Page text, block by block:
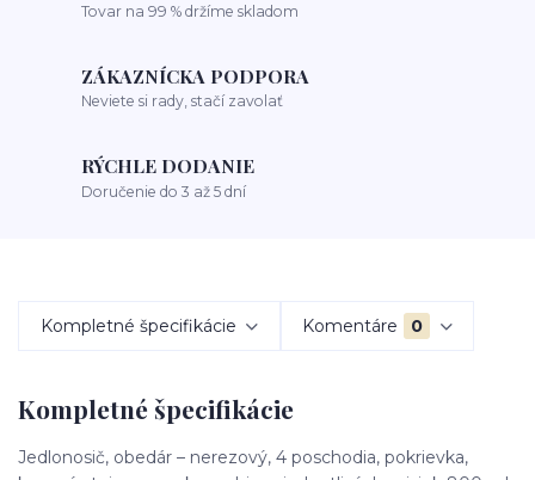
Tovar na 99 % držíme skladom
ZÁKAZNÍCKA PODPORA
Neviete si rady, stačí zavolať
RÝCHLE DODANIE
Doručenie do 3 až 5 dní
Kompletné špecifikácie Komentáre 0
Kompletné špecifikácie
Jedlonosič, obedár – nerezový, 4 poschodia, pokrievka,